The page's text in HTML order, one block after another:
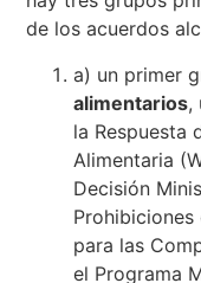
de los acuerdos
a) un primer
alimentarios,
la Respuesta
Alimentaria
Decisión
para las
el Programa